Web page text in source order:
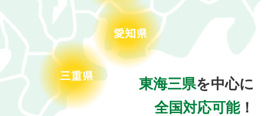
東海三県を中心に
全国対応可能！